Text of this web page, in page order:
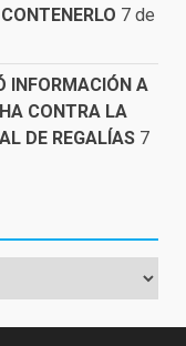
7 de
INFORMACIÓN A
CONTRA LA
DE REGALÍAS 7